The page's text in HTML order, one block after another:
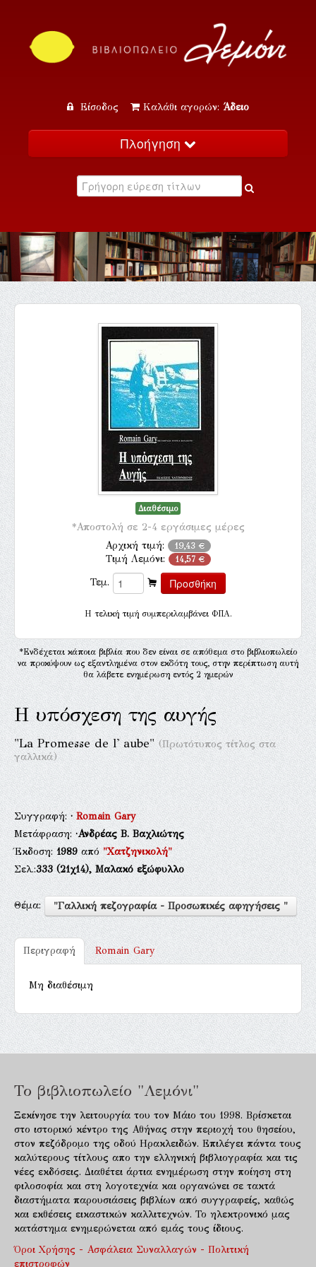
Είσοδος Καλάθι αγορών: Άδειο
Πλοήγηση
Κατάλογος
Εκδηλώσεις
Επικοινωνία
Διαθέσιμο
*Αποστολή σε 2-4 εργάσιμες μέρες
Αρχική τιμή: 19,43 €
Τιμή Λεμόνι: 14,57 €
Τεμ.
H τελική τιμή συμπεριλαμβάνει ΦΠΑ.
*Ενδέχεται κάποια βιβλία που δεν είναι σε απόθεμα στο βιβλιοπωλείο
να προκύψουν ως εξαντλημένα στον εκδότη τους, στην περίπτωση αυτή
θα λάβετε ενημέρωση εντός 2 ημερών
Η υπόσχεση της αυγής
"La Promesse de l' aube"(Πρωτότυπος τίτλος στα
γαλλικά)
Συγγραφή:·Romain Gary
Μετάφραση:·Ανδρέας Β. Βαχλιώτης
Έκδοση:1989από"Χατζηνικολή"
Σελ.:333(21χ14), Μαλακό εξώφυλλο
Θέμα: "Γαλλική πεζογραφία - Προσωπικές αφηγήσεις "
Περιγραφή Romain Gary
Μη διαθέσιμη
Το βιβλιοπωλείο "Λεμόνι"
Ξεκίνησε την λειτουργία του τον Μάιο του 1998. Βρίσκεται
στο ιστορικό κέντρο της Αθήνας στην περιοχή του θησείου,
στον πεζόδρομο της οδού Ηρακλειδών. Επιλέγει πάντα τους
καλύτερους τίτλους απο την ελληνική βιβλιογραφία και τις
νέες εκδόσεις. Διαθέτει άρτια ενημέρωση στην ποίηση στη
φιλοσοφία και στη λογοτεχνία και οργανώνει σε τακτά
διαστήματα παρουσιάσεις βιβλίων από συγγραφείς, καθώς
και εκθέσεις εικαστικών καλλιτεχνών. Το ηλεκτρονικό μας
κατάστημα ενημερώνεται από εμάς τους ίδιους.
Όροι Χρήσης - Ασφάλεια Συναλλαγών - Πολιτική
επιστροφών